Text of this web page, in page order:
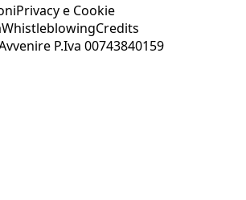
Privacy e Cookie
WhistleblowingCredits
P.Iva 00743840159